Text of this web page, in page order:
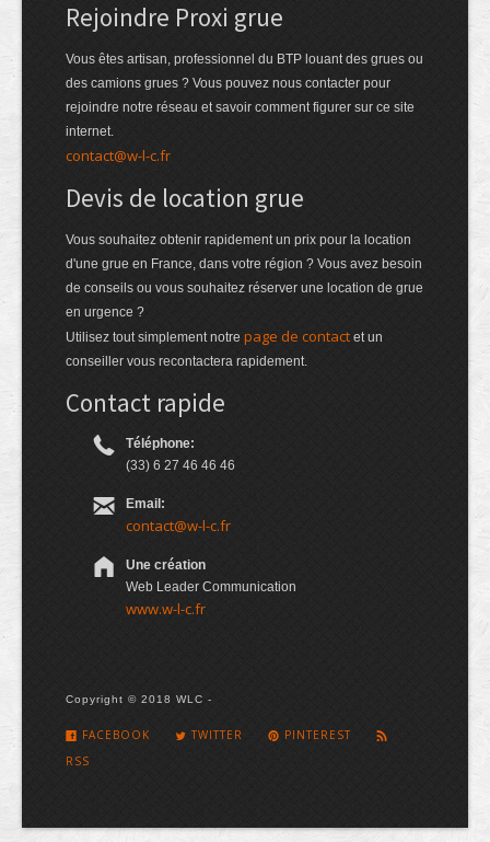
Rejoindre Proxi grue
Vous êtes artisan, professionnel du BTP louant des grues ou
des camions grues ? Vous pouvez nous contacter pour
rejoindre notre réseau et savoir comment figurer sur ce site
internet.
contact@w-l-c.fr
Devis de location grue
Vous souhaitez obtenir rapidement un prix pour la location
d'une grue en France, dans votre région ? Vous avez besoin
de conseils ou vous souhaitez réserver une location de grue
en urgence ?
Utilisez tout simplement notre page de contact et un
conseiller vous recontactera rapidement.
Contact rapide
Téléphone:
(33) 6 27 46 46 46
Email:
contact@w-l-c.fr
Une création
Web Leader Communication
www.w-l-c.fr
Copyright © 2018 WLC -
FACEBOOK TWITTER
PINTEREST
RSS